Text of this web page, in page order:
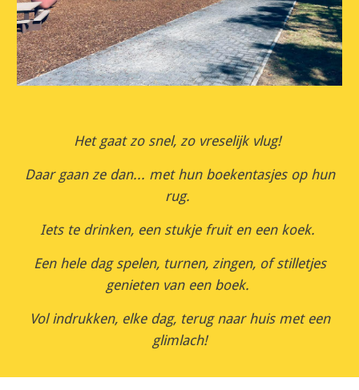
Het gaat zo snel, zo vreselijk vlug!
Daar gaan ze dan... met hun boekentasjes op hun
rug.
Iets te drinken, een stukje fruit en een koek.
Een hele dag spelen, turnen, zingen, of stilletjes
genieten van een boek.
Vol indrukken, elke dag, terug naar huis met een
glimlach!